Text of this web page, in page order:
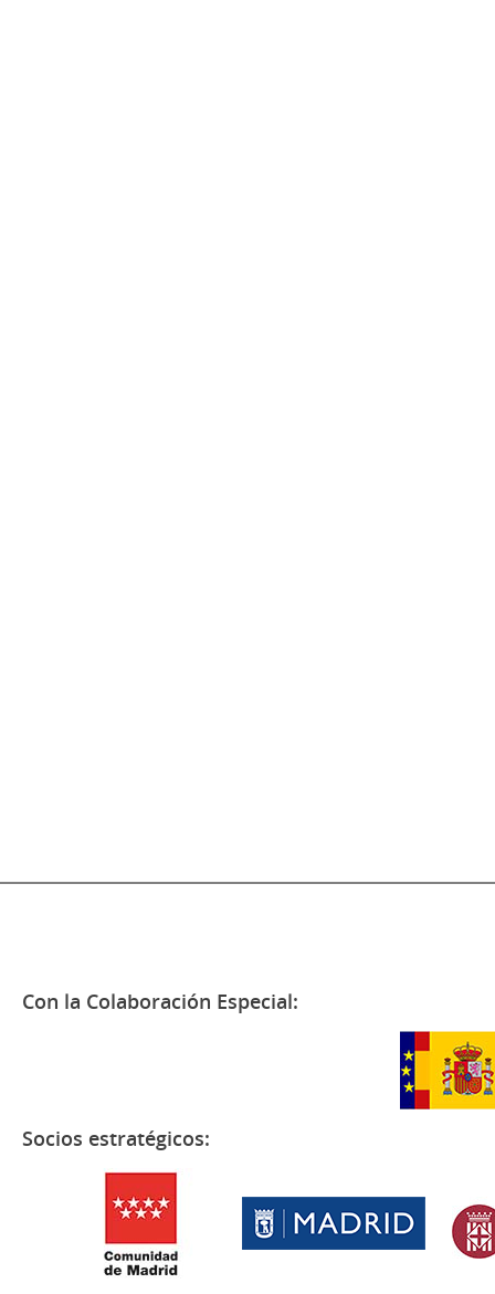
Con la Colaboración Especial:
Socios estratégicos: